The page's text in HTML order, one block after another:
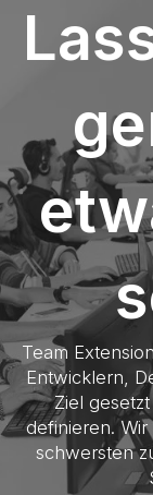
KARRIERE
FINDEN
DE
Team
Entwicklern,
Ziel
definieren.
schwersten